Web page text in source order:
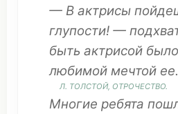
— В актрисы
глупости! —
быть актрисой
любимой мечтой ее.
Л. ТОЛСТОЙ, ОТРОЧЕСТВО.
Многие ребята